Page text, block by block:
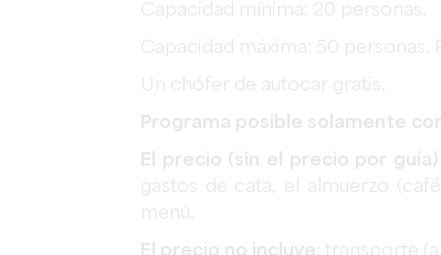
Capacidad mínima: 20 personas.
Capacidad máxima: 50 personas.
Un chófer de autocar gratis.
Programa posible solamente
El precio (sin el precio por
gastos de cata, el almuerzo
menú.
El precio no incluye: transporte (a